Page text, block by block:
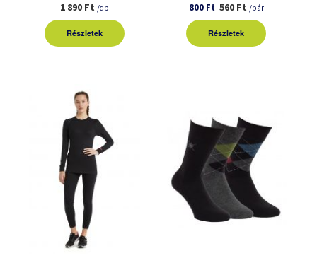
1 890 Ft /db
Részletek
800 Ft560 Ft /pár
Részletek